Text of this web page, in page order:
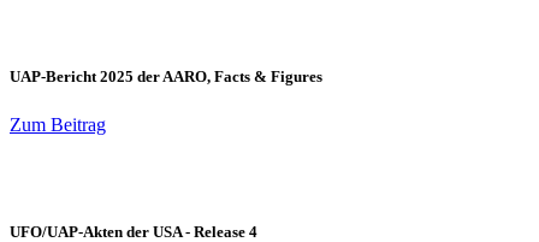
UAP-Bericht 2025 der AARO, Facts & Figures
Zum Beitrag
UFO/UAP-Akten der USA - Release 4